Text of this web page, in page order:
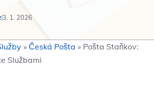
3. 1. 2026
» Česká Pošta » Pošta Staňkov:
Službami